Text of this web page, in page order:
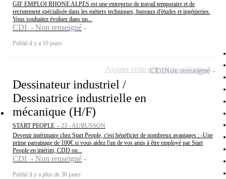
GIF EMPLOI RHONE ALPES est une entreprise de travail temporaire et de
recrutement spécialisée dans les métiers techniques, bureaux d'études et ingénieries.
Vous souhaitez évoluer dans un...
CDI - Non renseigné
Publié il y a 10 jours
Dessinateur industriel /
Dessinatrice industrielle en
mécanique (H/F)
START PEOPLE - 23 - AUBUSSON
Devenir intérimaire chez Start People, c'est bénéficier de nombreux avantages : -Une
prime parrainage de 100€ si vous aidez l'un de vos amis à être employé par Start
People en intérim, CDD ou...
CDI - Non renseigné
Publié il y a plus de 30 jours
CDINon renseigné
Ajouter cette offre à ma sélection